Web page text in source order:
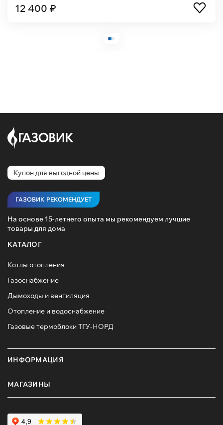
12 400 ₽
Купон для выгодной цены
ГАЗОВИК РЕКОМЕНДУЕТ
На основе 15-летнего опыта мы рекомендуем лучшие
товары для дома
КАТАЛОГ
Котлы отопления
Газоснабжение
Дымоходы и вентиляция
Отопление и водоснабжение
Газовые термоблоки ТГУ-НОРД
ИНФОРМАЦИЯ
МАГАЗИНЫ